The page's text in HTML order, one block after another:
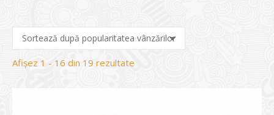
Afișez 1 - 16 din 19 rezultate